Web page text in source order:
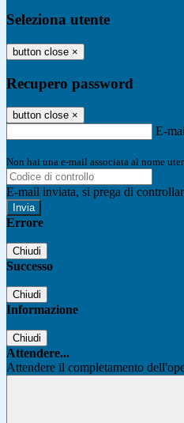
Seleziona utente
button close ×
Recupero password
button close ×
E-
Non hai una e-mail associata al nome
E-mail inviata, si prega di
Errore
Chiudi
Successo
Chiudi
Informazione
Chiudi
Attendere...
Attendere il completamento